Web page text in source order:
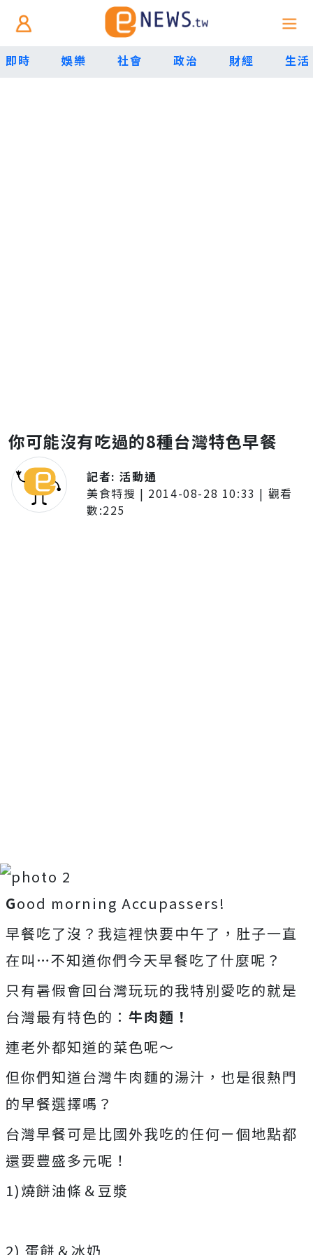
即時 娛樂 社會 政治 財經 生活
你可能沒有吃過的8種台灣特色早餐
記者:活動通
美食特搜 | 2014-08-28 10:33 | 觀看
數:225
Good morning Accupassers!
早餐吃了沒？我這裡快要中午了，肚子一直
在叫…不知道你們今天早餐吃了什麼呢？
只有暑假會回台灣玩玩的我特別愛吃的就是
台灣最有特色的： 牛肉麵！
連老外都知道的菜色呢～
但你們知道台灣牛肉麵的湯汁，也是很熱門
的早餐選擇嗎？
台灣早餐可是比國外我吃的任何ㄧ個地點都
還要豐盛多元呢！
1)燒餅油條＆豆漿
2) 蛋餅＆冰奶